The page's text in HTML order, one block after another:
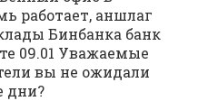
работает, аншлаг
Бинбанка банк
09.01 Уважаемые
вы не ожидали
дни?